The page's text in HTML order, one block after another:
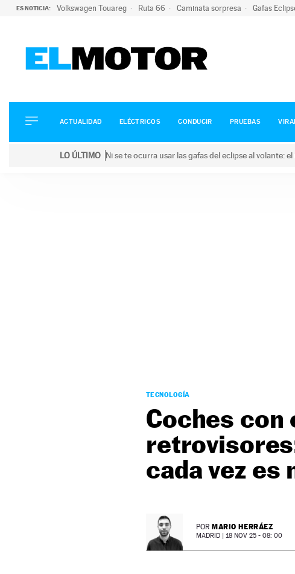
ES NOTICIA: Volkswagen Touareg Ruta 66 Caminata sorpresa Gafas
ELÉCTRICOS
CONDUCIR
ACTUALIDAD ELÉCTRICOS CONDUCIR PRUEBAS
LO ÚLTIMO Ni se te ocurra usar las gafas del eclipse al volante:
TECNOLOGÍA
Coches con
cada vez es
POR MARIO HERRÁEZ
MADRID | 18 NOV 25 - 08: 00